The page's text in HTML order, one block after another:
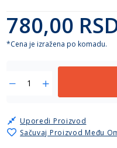
gallery
780,00
*Cena je izražena po komadu.
Sačuvaj Proizvod Među
Uporedi Proizvod